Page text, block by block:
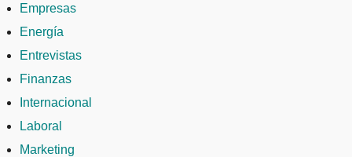
Empresas
Energía
Entrevistas
Finanzas
Internacional
Laboral
Marketing